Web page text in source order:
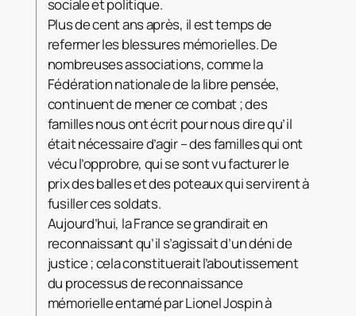
sociale et politique.
Plus de cent ans après, il est temps de
refermer les blessures mémorielles. De
nombreuses associations, comme la
Fédération nationale de la libre pensée,
continuent de mener ce combat ; des
familles nous ont écrit pour nous dire qu’il
était nécessaire d’agir – des familles qui ont
vécu l’opprobre, qui se sont vu facturer le
prix des balles et des poteaux qui servirent à
fusiller ces soldats.
Aujourd’hui, la France se grandirait en
reconnaissant qu’il s’agissait d’un déni de
justice ; cela constituerait l’aboutissement
du processus de reconnaissance
mémorielle entamé par Lionel Jospin à